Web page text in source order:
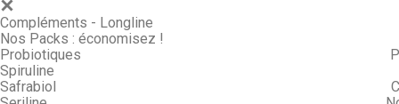
Compléments - Longline
Nos Packs : économisez !
Probiotiques
Spiruline
Safrabiol